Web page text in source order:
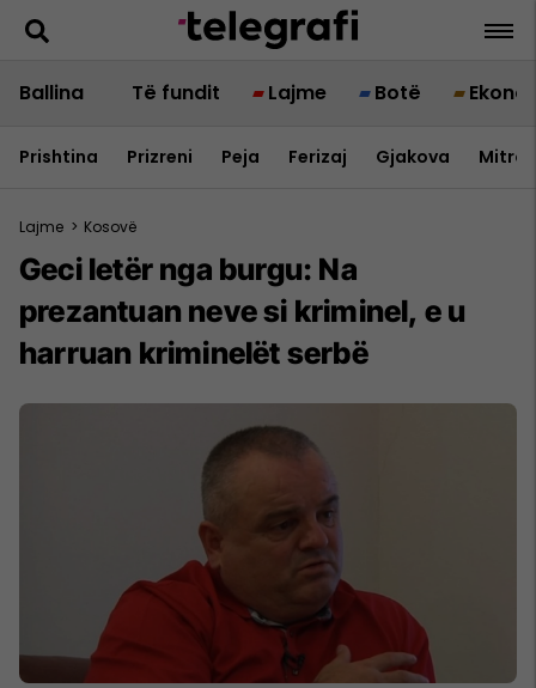
Ballina Të fundit Lajme Botë
Prishtina Prizreni Peja Ferizaj Gjakova
Lajme > Kosovë
Geci letër nga burgu: Na
prezantuan neve si kriminel, e u
harruan kriminelët serbë